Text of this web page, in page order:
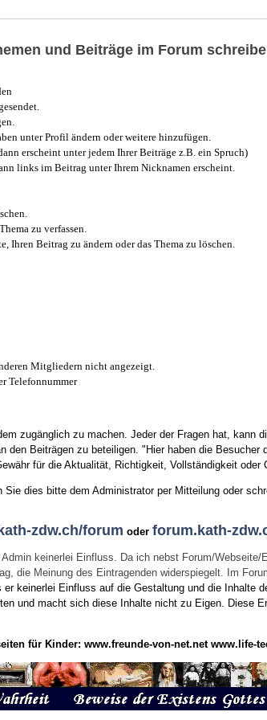
und Beiträge im Forum
unter Profil ändern oder weitere hinzufügen.
erscheint unter jedem Ihrer Beiträge z.B. ein Spruch)
links im Beitrag unter Ihrem Nicknamen erscheint.
zu verfassen.
Ihren Beitrag zu ändern oder das Thema zu löschen.
Mitgliedern nicht angezeigt.
Telefonnummer
zugänglich zu machen. Jeder der Fragen hat, kann
Beiträgen zu beteiligen. "Hier haben die
für die Aktualität, Richtigkeit, Vollständigkeit
dies bitte dem Administrator per Mitteilung oder
kath-zdw.ch/forum oderforum.kath-
keinerlei Einfluss. Da ich nebst Forum/
die Meinung des Eintragenden widerspiegelt. Im
keinerlei Einfluss auf die Gestaltung und die Inhalte
und macht sich diese Inhalte nicht zu Eigen. Diese
für Kinder: www.freunde-von-net.net www.life-